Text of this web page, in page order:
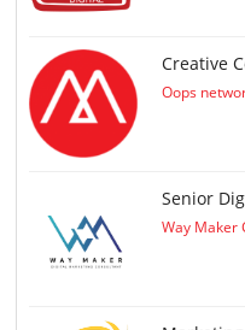
Creative
Oops
Senior
Way Maker